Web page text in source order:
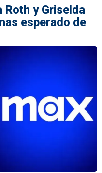
Roth y Griselda
esperado de